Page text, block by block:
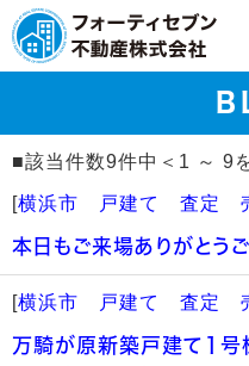
■該当件数9件中＜1 ～ 9
[横浜市 戸建て 査定
本日もご来場ありがとうご
[横浜市 戸建て 査定
万騎が原新築戸建て１